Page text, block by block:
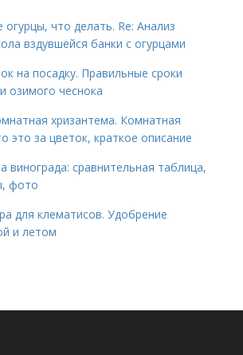
огурцы, что делать. Re: Анализ
вздувшейся банки с огурцами
на посадку. Правильные сроки
озимого чеснока
хризантема. Комнатная
это за цветок, краткое описание
винограда: сравнительная таблица,
фото
для клематисов. Удобрение
и летом